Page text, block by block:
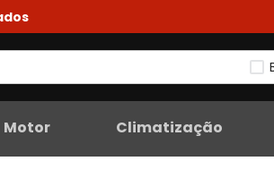
Motor Climatização